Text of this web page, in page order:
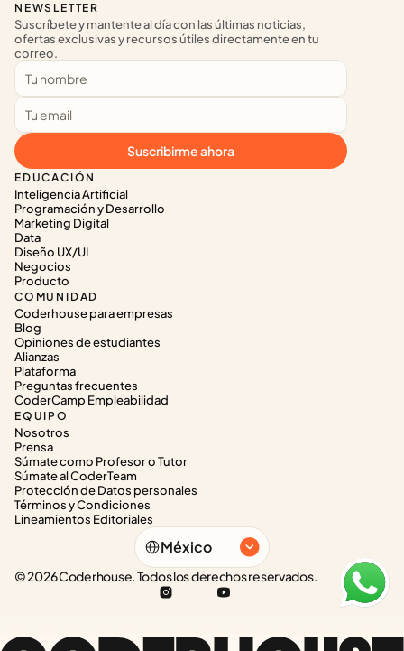
EDUCACIÓN
Inteligencia Artificial
Programación y Desarrollo
Marketing Digital
Data
Diseño UX/UI
Negocios
Producto
COMUNIDAD
Coderhouse para empresas
Blog
Opiniones de estudiantes
Alianzas
Plataforma
Preguntas frecuentes
CoderCamp Empleabilidad
EQUIPO
Nosotros
Prensa
Súmate como Profesor o Tutor
Súmate al CoderTeam
Protección de Datos personales
Términos y Condiciones
Lineamientos Editoriales
NEWSLETTER
Suscríbete y mantente al día con las últimas noticias,
ofertas exclusivas y recursos útiles directamente en tu
correo.
Suscribirme ahora
Select Language
México
© 2026 Coderhouse. Todos los derechos reservados.